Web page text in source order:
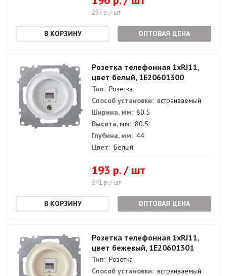
237 р. / шт
ОПТОВАЯ ЦЕНА
Розетка телефонная 1xRJ11,
цвет белый, 1E20601300
Тип: Розетка
Способ установки: встраиваемый
Ширина, мм: 80.5
Высота, мм: 80.5
Глубина, мм: 44
Цвет: Белый
193 р. / шт
241 р. / шт
ОПТОВАЯ ЦЕНА
Розетка телефонная 1xRJ11,
цвет бежевый, 1E20601301
Тип: Розетка
Способ установки: встраиваемый